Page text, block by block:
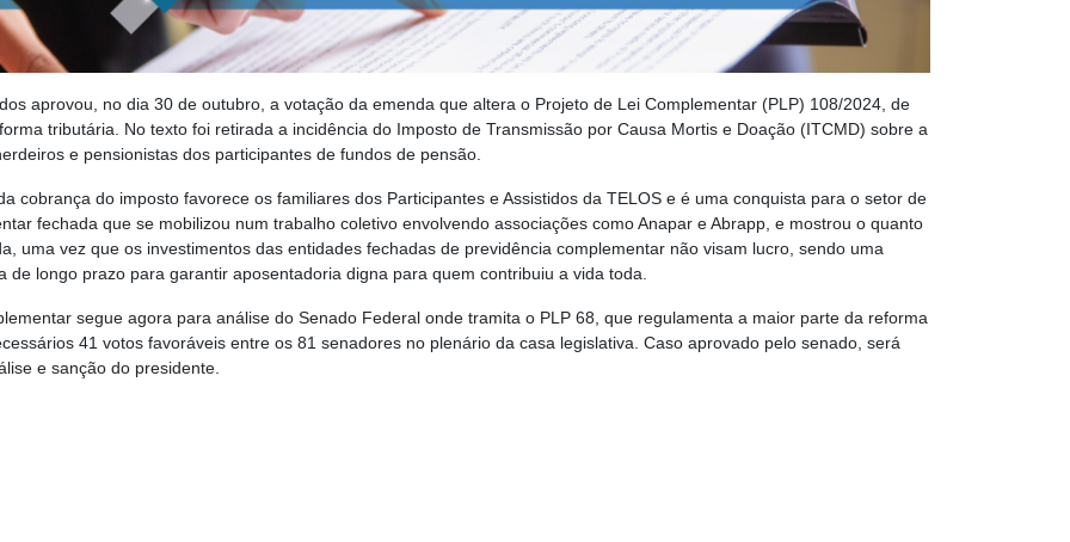
aprovou, no dia 30 de outubro, a votação da emenda que altera o Projeto de Lei Complementar (PLP) 108/2024, de
tributária. No texto foi retirada a incidência do Imposto de Transmissão por Causa Mortis e Doação (ITCMD) sobre a
e pensionistas dos participantes de fundos de pensão.
cobrança do imposto favorece os familiares dos Participantes e Assistidos da TELOS e é uma conquista para o setor de
fechada que se mobilizou num trabalho coletivo envolvendo associações como Anapar e Abrapp, e mostrou o quanto
uma vez que os investimentos das entidades fechadas de previdência complementar não visam lucro, sendo uma
de longo prazo para garantir aposentadoria digna para quem contribuiu a vida toda.
segue agora para análise do Senado Federal onde tramita o PLP 68, que regulamenta a maior parte da reforma
41 votos favoráveis entre os 81 senadores no plenário da casa legislativa. Caso aprovado pelo senado, será
e sanção do presidente.